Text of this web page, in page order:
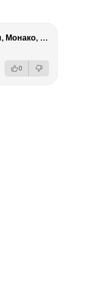
Виктория Боня – Эверест, P.Diddy, Ozempic, мужчины, хейт, 5G, войны, Монако, ДОМ-2, Трамп, Собчак
0